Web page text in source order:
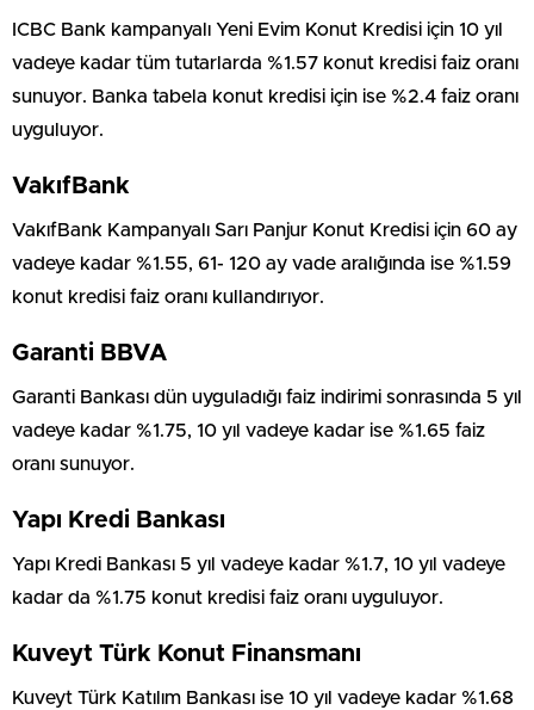
ICBC Bank kampanyalı Yeni Evim Konut Kredisi için 10 yıl
vadeye kadar tüm tutarlarda %1.57 konut kredisi faiz oranı
sunuyor. Banka tabela konut kredisi için ise %2.4 faiz oranı
uyguluyor.
VakıfBank
VakıfBank Kampanyalı Sarı Panjur Konut Kredisi için 60 ay
vadeye kadar %1.55, 61- 120 ay vade aralığında ise %1.59
konut kredisi faiz oranı kullandırıyor.
Garanti BBVA
Garanti Bankası dün uyguladığı faiz indirimi sonrasında 5 yıl
vadeye kadar %1.75, 10 yıl vadeye kadar ise %1.65 faiz
oranı sunuyor.
Yapı Kredi Bankası
Yapı Kredi Bankası 5 yıl vadeye kadar %1.7, 10 yıl vadeye
kadar da %1.75 konut kredisi faiz oranı uyguluyor.
Kuveyt Türk Konut Finansmanı
Kuveyt Türk Katılım Bankası ise 10 yıl vadeye kadar %1.68